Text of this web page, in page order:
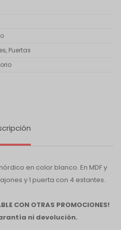
Puertas
en color blanco. En MDF y
y 1 puerta con 4 estantes.
CON OTRAS PROMOCIONES!
ni devolución.